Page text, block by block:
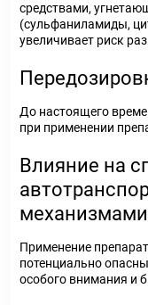
средствами,
(сульфаниламиды,
увеличивает риск
До настоящего
при применении
Влияние на
механизмами
Применение
потенциально
особого внимания и